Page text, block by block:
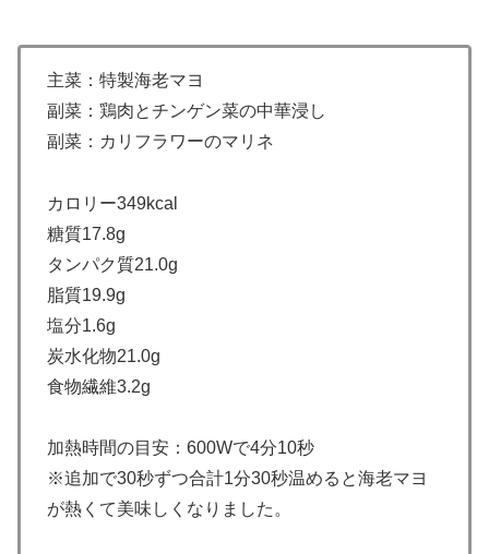
主菜：特製海老マヨ
副菜：鶏肉とチンゲン菜の中華浸し
副菜：カリフラワーのマリネ
カロリー349kcal
糖質17.8g
タンパク質21.0g
脂質19.9g
塩分1.6g
炭水化物21.0g
食物繊維3.2g
加熱時間の目安：600Wで4分10秒
※追加で30秒ずつ合計1分30秒温めると海老マヨ
が熱くて美味しくなりました。